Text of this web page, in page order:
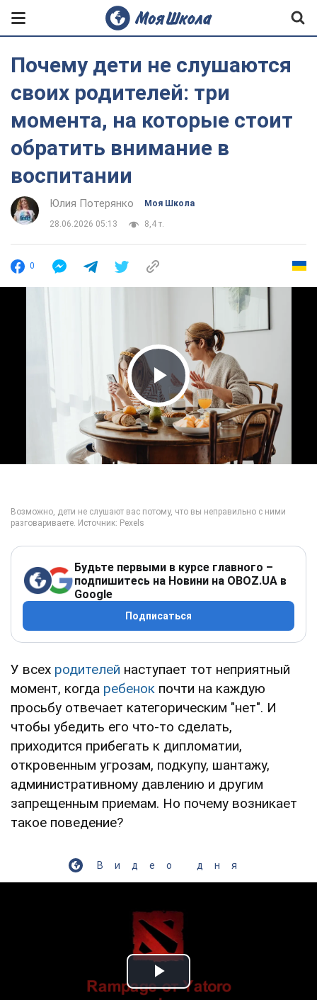
Почему дети не слушаются
своих родителей: три
момента, на которые стоит
обратить внимание в
воспитании
Юлия Потерянко Моя Школа
28.06.2026 05:13 8,4 т.
0
Play Video
Будьте первыми в курсе главного –
подпишитесь на Новини на OBOZ.UA в
Google
Подписаться
У всех родителей наступает тот неприятный
момент, когда ребенок почти на каждую
просьбу отвечает категорическим "нет". И
чтобы убедить его что-то сделать,
приходится прибегать к дипломатии,
откровенным угрозам, подкупу, шантажу,
административному давлению и другим
запрещенным приемам. Но почему возникает
такое поведение?
Видео дня
Play Video